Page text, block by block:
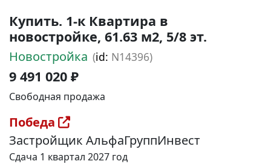
Купить. 1-к Квартира в
новостройке, 61.63 м2, 5/8 эт.
Новостройка (id: N14396)
9 491 020 ₽
Свободная продажа
Победа
Застройщик АльфаГруппИнвест
Сдача 1 квартал 2027 год